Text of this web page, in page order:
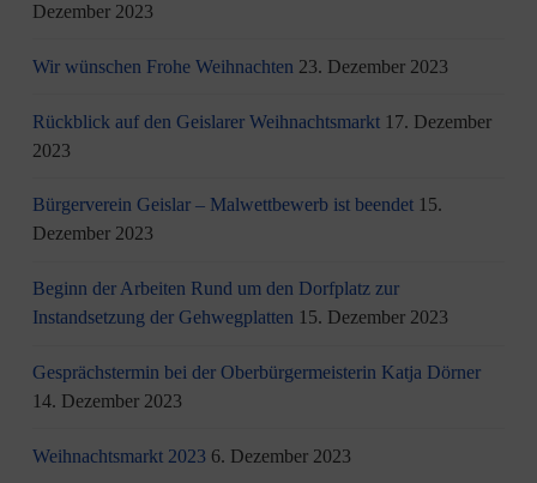
Dezember 2023
Wir wünschen Frohe Weihnachten 23. Dezember 2023
Rückblick auf den Geislarer Weihnachtsmarkt 17. Dezember
2023
Bürgerverein Geislar – Malwettbewerb ist beendet 15.
Dezember 2023
Beginn der Arbeiten Rund um den Dorfplatz zur
Instandsetzung der Gehwegplatten 15. Dezember 2023
Gesprächstermin bei der Oberbürgermeisterin Katja Dörner
14. Dezember 2023
Weihnachtsmarkt 2023 6. Dezember 2023